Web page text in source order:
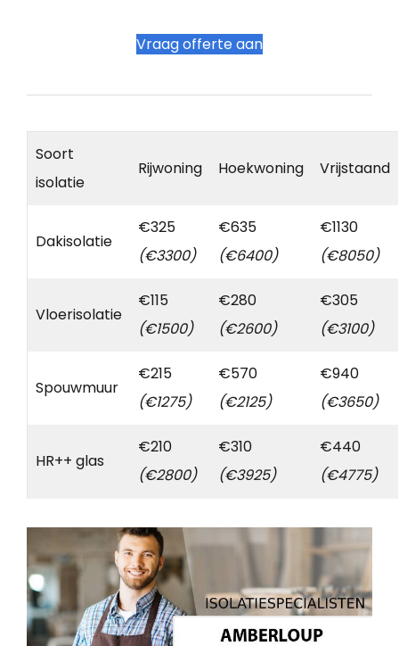
Vraag offerte aan
Soort
isolatie
Rijwoning Hoekwoning Vrijstaand
Dakisolatie
€325
(€3300)
€635
(€6400)
€1130
(€8050)
Vloerisolatie
€115
(€1500)
€280
(€2600)
€305
(€3100)
Spouwmuur
€215
(€1275)
€570
(€2125)
€940
(€3650)
HR++ glas
€210
(€2800)
€310
(€3925)
€440
(€4775)